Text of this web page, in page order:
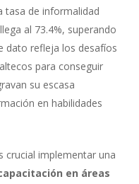
tasa de informalidad
al 73.4%, superando
dato refleja los desafíos
para conseguir
su escasa
en habilidades
crucial implementar una
en áreas